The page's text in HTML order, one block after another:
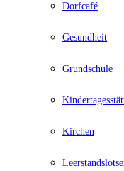
Dorfcafé
Gesundheit
Grundschule
Kirchen